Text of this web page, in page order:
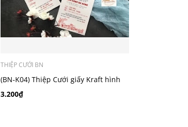
THIỆP CƯỚI BN
(BN-K04) Thiệp Cưới giấy Kraft hình
chibi chibi áo dài truyền thống
3.200₫